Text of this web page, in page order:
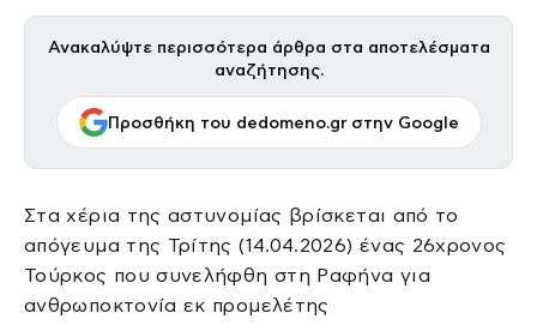
Ανακαλύψτε περισσότερα άρθρα στα αποτελέσματα
αναζήτησης.
Προσθήκη του dedomeno.gr στην Google
Στα χέρια της αστυνομίας βρίσκεται από το
απόγευμα της Τρίτης (14.04.2026) ένας 26χρονος
Τούρκος που συνελήφθη στη Ραφήνα για
ανθρωποκτονία εκ προμελέτης